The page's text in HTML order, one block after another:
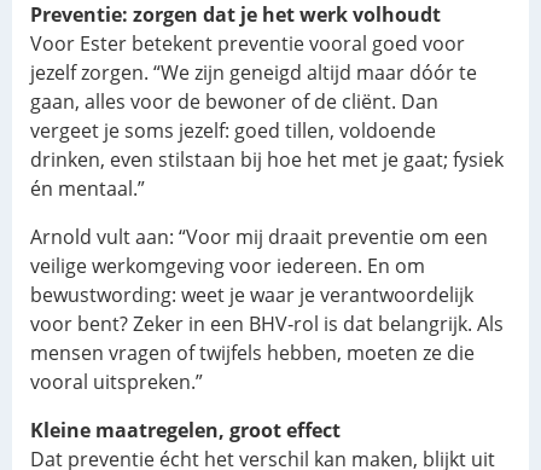
Preventie: zorgen dat je het werk volhoudt
Voor Ester betekent preventie vooral goed voor
jezelf zorgen. “We zijn geneigd altijd maar dóór te
gaan, alles voor de bewoner of de cliënt. Dan
vergeet je soms jezelf: goed tillen, voldoende
drinken, even stilstaan bij hoe het met je gaat; fysiek
én mentaal.”
Arnold vult aan: “Voor mij draait preventie om een
veilige werkomgeving voor iedereen. En om
bewustwording: weet je waar je verantwoordelijk
voor bent? Zeker in een BHV‑rol is dat belangrijk. Als
mensen vragen of twijfels hebben, moeten ze die
vooral uitspreken.”
Kleine maatregelen, groot effect
Dat preventie écht het verschil kan maken, blijkt uit